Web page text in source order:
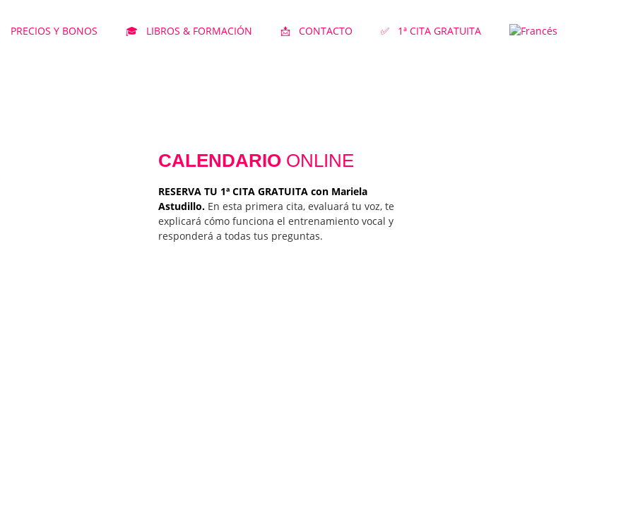
Y BONOS 🎓 LIBROS & FORMACIÓN 📩 CONTACTO ✅ 1ª CITA GRATUITA
CALENDARIO ONLINE
RESERVA TU 1ª CITA GRATUITA con Mariela
Astudillo. En esta primera cita, evaluará tu voz, te
explicará cómo funciona el entrenamiento vocal y
responderá a todas tus preguntas.